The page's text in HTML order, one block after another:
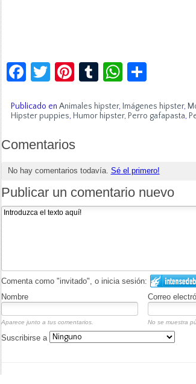
Facebook
Twitter
Pinterest
Tumblr
Publicado en Animales hipster, Imágenes hipster,
Hipster puppies, Humor hipster, Perro gafapasta,
Comentarios
No hay comentarios todavía. Sé el primero!
Publicar un comentario nuevo
Comenta como "invitado", o inicia sesión:
Nombre
Correo
Aparece junto a tus comentarios. No se muestra
Suscribirse a